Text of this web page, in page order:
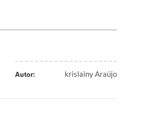
Autor: krislainy Araújo